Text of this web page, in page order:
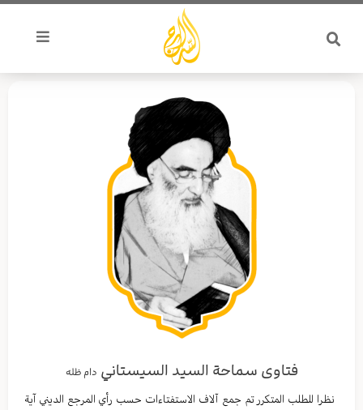
تخطي
المحتوى
فتاوى سماحة السيد السيستاني دام ظله
نظرا للطلب المتكرر تم جمع آلاف الاستفتاءات حسب رأي المرجع الديني آية